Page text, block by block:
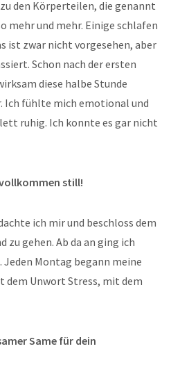
den Körperteilen, die genannt
mehr und mehr. Einige schlafen
ist zwar nicht vorgesehen, aber
Schon nach der ersten
diese halbe Stunde
Ich fühlte mich emotional und
ruhig. Ich konnte es gar nicht
still!
ich mir und beschloss dem
zu gehen. Ab da an ging ich
Jeden Montag begann meine
dem Unwort Stress, mit dem
Same für dein